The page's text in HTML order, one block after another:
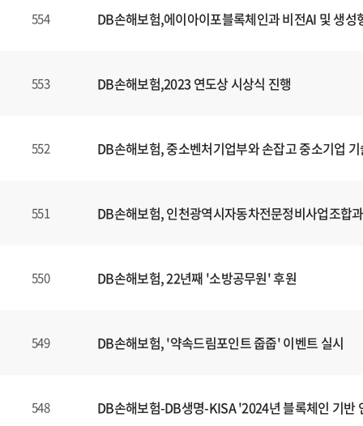
554 DB손해보험,에이아이포블록체인과 비전AI 및 생
553 DB손해보험,2023 연도상 시상식 진행
552 DB손해보험, 중소벤처기업부와 손잡고 중소기업
551 DB손해보험, 인천광역시자동차전문정비사업조합
550 DB손해보험, 22년째 '소방공무원' 후원
549 DB손해보험, '약속드림포인트 줍줍' 이벤트 실시
548 DB손해보험-DB생명-KISA '2024년 블록체인 기반